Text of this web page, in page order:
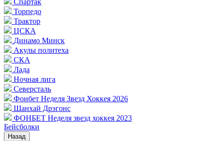
Спартак
Торпедо
Трактор
ЦСКА
Динамо Минск
Акулы политеха
СКА
Лада
Ночная лига
Северсталь
Фонбет Неделя Звезд Хоккея 2026
Шанхай Дрэгонс
ФОНБЕТ Неделя звезд хоккея 2023
Бейсболки
Назад